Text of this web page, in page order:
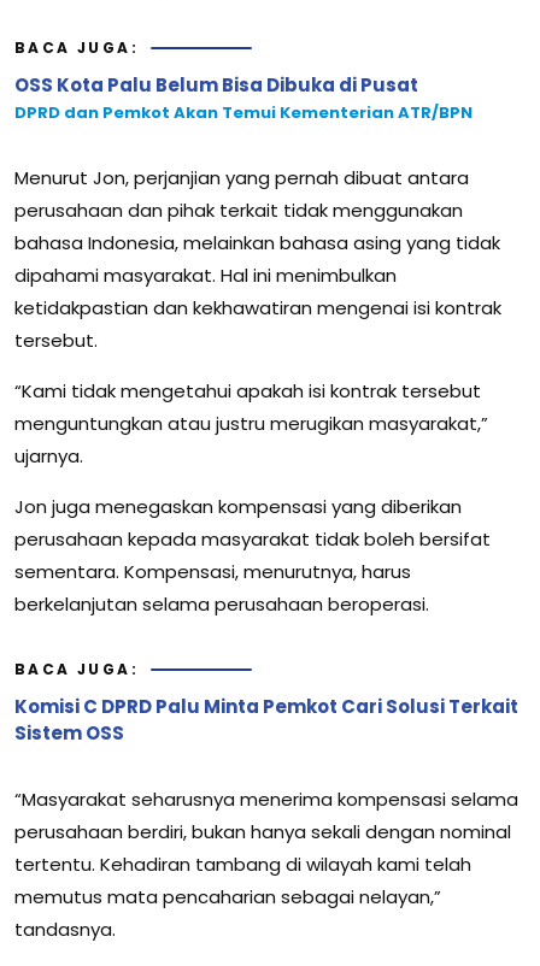
BACA JUGA:
OSS Kota Palu Belum Bisa Dibuka di Pusat
DPRD dan Pemkot Akan Temui Kementerian ATR/BPN
Menurut Jon, perjanjian yang pernah dibuat antara
perusahaan dan pihak terkait tidak menggunakan
bahasa Indonesia, melainkan bahasa asing yang tidak
dipahami masyarakat. Hal ini menimbulkan
ketidakpastian dan kekhawatiran mengenai isi kontrak
tersebut.
“Kami tidak mengetahui apakah isi kontrak tersebut
menguntungkan atau justru merugikan masyarakat,”
ujarnya.
Jon juga menegaskan kompensasi yang diberikan
perusahaan kepada masyarakat tidak boleh bersifat
sementara. Kompensasi, menurutnya, harus
berkelanjutan selama perusahaan beroperasi.
BACA JUGA:
Komisi C DPRD Palu Minta Pemkot Cari Solusi Terkait
Sistem OSS
“Masyarakat seharusnya menerima kompensasi selama
perusahaan berdiri, bukan hanya sekali dengan nominal
tertentu. Kehadiran tambang di wilayah kami telah
memutus mata pencaharian sebagai nelayan,”
tandasnya.